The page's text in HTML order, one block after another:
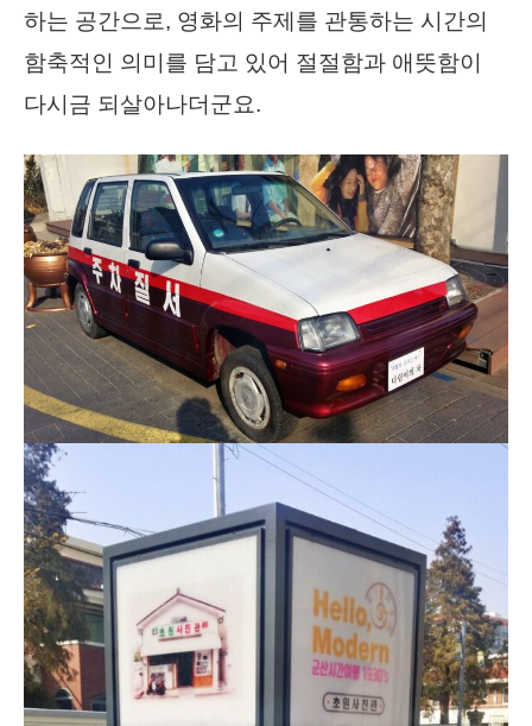
하는 공간으로, 영화의 주제를 관통하는 시간의
함축적인 의미를 담고 있어 절절함과 애뜻함이
다시금 되살아나더군요.